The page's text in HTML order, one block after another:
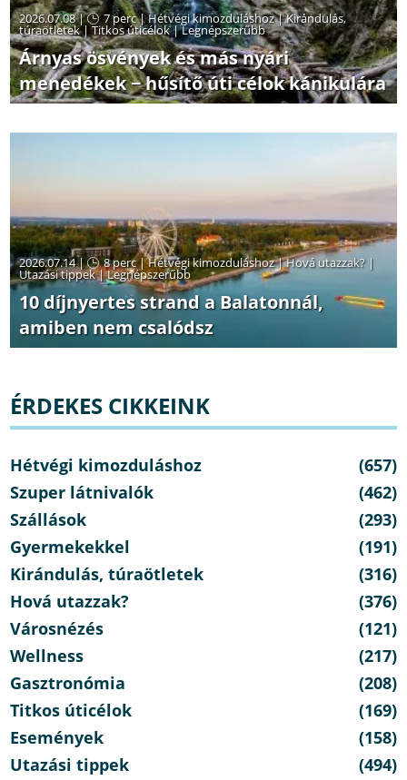
2026.07.08 | 7 perc|Hétvégi kimozduláshoz|Kirándulás,
túraötletek|Titkos úticélok|Legnépszerűbb
Árnyas ösvények és más nyári
menedékek − hűsítő úti célok kánikulára
2026.07.14 | 8 perc|Hétvégi kimozduláshoz|Hová utazzak? |
Utazási tippek|Legnépszerűbb
10 díjnyertes strand a Balatonnál,
amiben nem csalódsz
ÉRDEKES CIKKEINK
Hétvégi kimozduláshoz
(657)
Szuper látnivalók
(462)
Szállások
(293)
Gyermekekkel
(191)
Kirándulás, túraötletek
(316)
Hová utazzak?
(376)
Városnézés
(121)
Wellness
(217)
Gasztronómia
(208)
Titkos úticélok
(169)
Események
(158)
Utazási tippek
(494)